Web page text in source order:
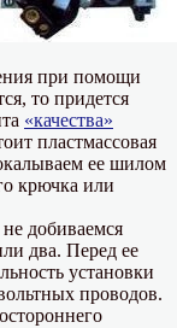
при помощи
то придется
«качества»
пластмассовая
ее шилом
крючка или
добиваемся
два. Перед ее
установки
проводов.